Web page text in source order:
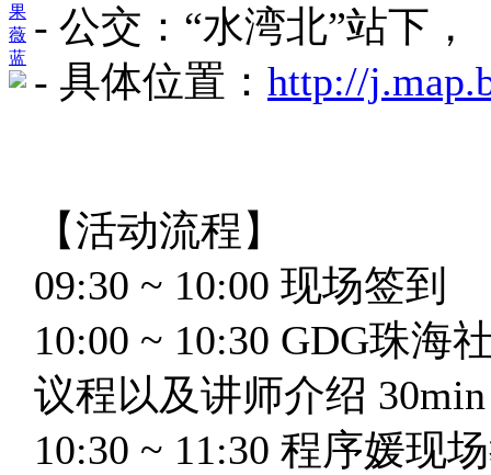
果
薇
蓝
- 公交：“水湾北”站下，
- 具体位置： http://
【活动流程】
09:30 ~ 10:00 现场签到
10:00 ~ 10:30 GDG珠海
议程以及讲师介绍
10:30 ~ 11:30 程序媛现